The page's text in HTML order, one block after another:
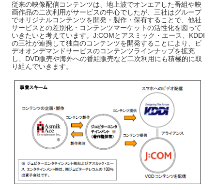
従来の映像配信コンテンツは、地上波でオンエアした番組や映
画作品の二次利用がサービスの中心でしたが、三社はグループ
でオリジナルコンテンツを開発・製作・保有することで、他社
サービスとの差別化・コンテンツマーケットの活性化を図って
いきたいと考えています。J:COMとアスミック・エース、KDDI
の三社が連携して独自のコンテンツを開発することにより、ビ
デオオンデマンドサービスのコンテンツラインナップを拡充
し、DVD販売や海外への番組販売など二次利用にも積極的に取
り組んでいきます。